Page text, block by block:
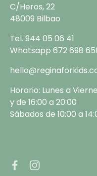
C/Heros, 22
48009 Bilbao
Tel. 944 05 06 41
Whatsapp 672 698
Horario: Lunes a
y de 16:00 a 20:00
Sábados de 10:00 a